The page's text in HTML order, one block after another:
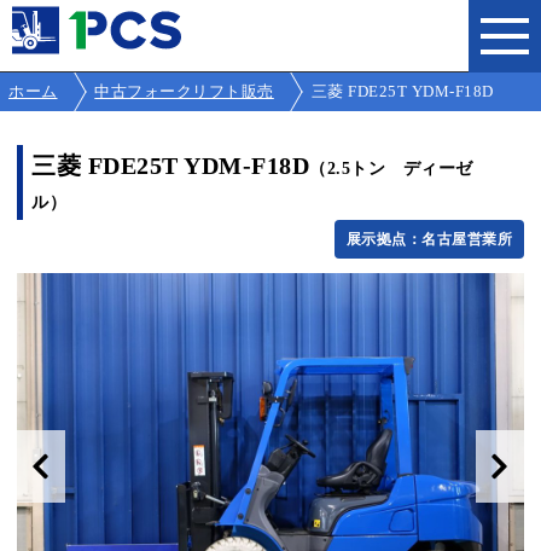
ホーム 中古フォークリフト販売 三菱 FDE25T YDM-F18D
三菱 FDE25T YDM-F18D （2.5トン ディーゼ
ル）
展示拠点：名古屋営業所